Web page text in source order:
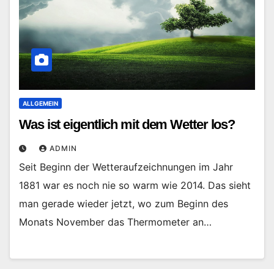
ALLGEMEIN
Was ist eigentlich mit dem Wetter los?
ADMIN
Seit Beginn der Wetteraufzeichnungen im Jahr
1881 war es noch nie so warm wie 2014. Das sieht
man gerade wieder jetzt, wo zum Beginn des
Monats November das Thermometer an…